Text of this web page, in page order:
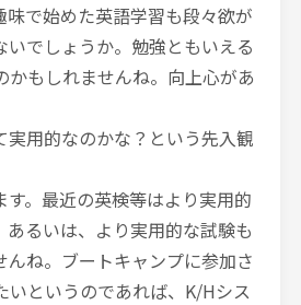
で始めた英語学習も段々欲が
でしょうか。勉強ともいえる
もしれませんね。向上心があ
用的なのかな？という先入観
。最近の英検等はより実用的
るいは、より実用的な試験も
ね。ブートキャンプに参加さ
いというのであれば、K/Hシス